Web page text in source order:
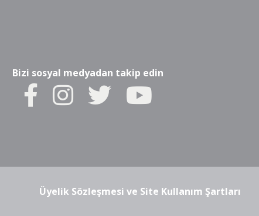
Bizi sosyal medyadan takip edin
Üyelik Sözleşmesi ve Site Kullanım Şartları